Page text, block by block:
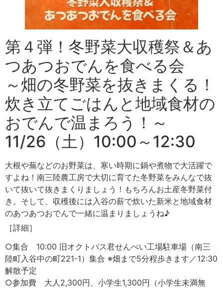
第４弾！冬野菜大収穫祭＆あ
つあつおでんを食べる会
～畑の冬野菜を抜きまくる！
炊き立てごはんと地域食材の
おでんで温まろう！～
11/26（土）10:00～12:30
大根や蕪などのお野菜は、寒い時期に鍋や煮物で大活躍で
すよね！南三陸農工房で大切に育てた冬野菜をみんなで抜
いて抜いて抜きまくりましょう！もちろんお土産冬野菜付
き。そして、収穫後には入谷の薪で炊いた新米と地域食材
のあつあつおでんで一緒に温まりましょうね♪
［詳細］
○集合 10:00 旧オクトパス君せんべい工場駐車場（南三
陸町入谷中の町221-1）集合 ※畑まで5分程歩きます／12:30
解散予定
○参加費 大人2,300円、小学生1,300円（小学生未満無